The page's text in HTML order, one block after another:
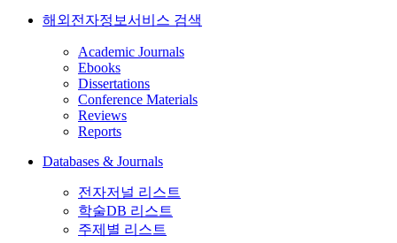
해외전자정보서비스 검색
Academic Journals
Ebooks
Dissertations
Conference Materials
Reviews
Reports
Databases & Journals
전자저널 리스트
학술DB 리스트
주제별 리스트